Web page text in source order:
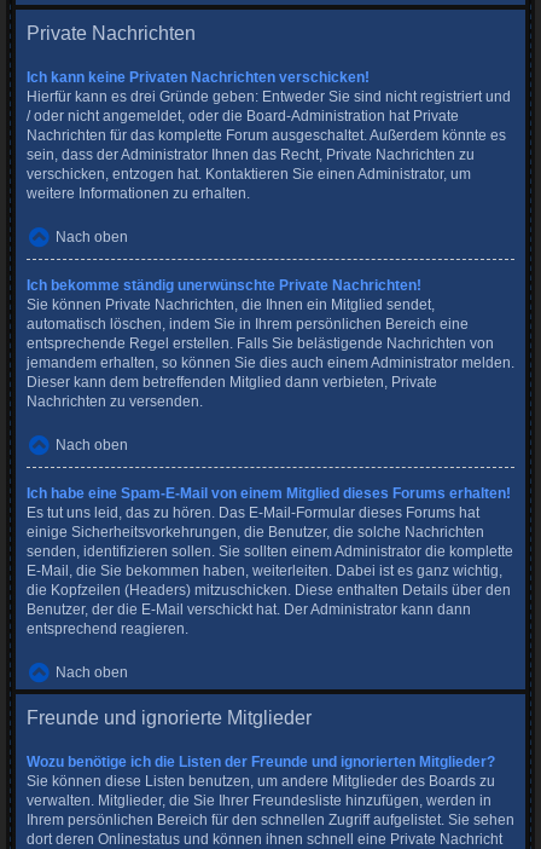
Private Nachrichten
Ich kann keine Privaten Nachrichten verschicken!
Hierfür kann es drei Gründe geben: Entweder Sie sind nicht registriert und
/ oder nicht angemeldet, oder die Board-Administration hat Private
Nachrichten für das komplette Forum ausgeschaltet. Außerdem könnte es
sein, dass der Administrator Ihnen das Recht, Private Nachrichten zu
verschicken, entzogen hat. Kontaktieren Sie einen Administrator, um
weitere Informationen zu erhalten.
Nach oben
Ich bekomme ständig unerwünschte Private Nachrichten!
Sie können Private Nachrichten, die Ihnen ein Mitglied sendet,
automatisch löschen, indem Sie in Ihrem persönlichen Bereich eine
entsprechende Regel erstellen. Falls Sie belästigende Nachrichten von
jemandem erhalten, so können Sie dies auch einem Administrator melden.
Dieser kann dem betreffenden Mitglied dann verbieten, Private
Nachrichten zu versenden.
Nach oben
Ich habe eine Spam-E-Mail von einem Mitglied dieses Forums erhalten!
Es tut uns leid, das zu hören. Das E-Mail-Formular dieses Forums hat
einige Sicherheitsvorkehrungen, die Benutzer, die solche Nachrichten
senden, identifizieren sollen. Sie sollten einem Administrator die komplette
E-Mail, die Sie bekommen haben, weiterleiten. Dabei ist es ganz wichtig,
die Kopfzeilen (Headers) mitzuschicken. Diese enthalten Details über den
Benutzer, der die E-Mail verschickt hat. Der Administrator kann dann
entsprechend reagieren.
Nach oben
Freunde und ignorierte Mitglieder
Wozu benötige ich die Listen der Freunde und ignorierten Mitglieder?
Sie können diese Listen benutzen, um andere Mitglieder des Boards zu
verwalten. Mitglieder, die Sie Ihrer Freundesliste hinzufügen, werden in
Ihrem persönlichen Bereich für den schnellen Zugriff aufgelistet. Sie sehen
dort deren Onlinestatus und können ihnen schnell eine Private Nachricht